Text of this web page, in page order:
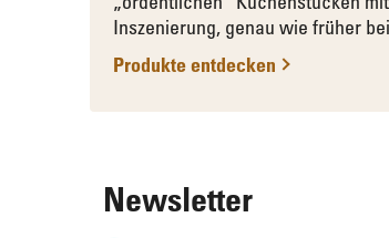
Inszenierung, genau wie früher
Produkte entdecken
Newsletter